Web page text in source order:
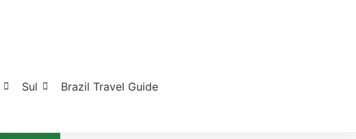
Sul
Brazil Travel Guide